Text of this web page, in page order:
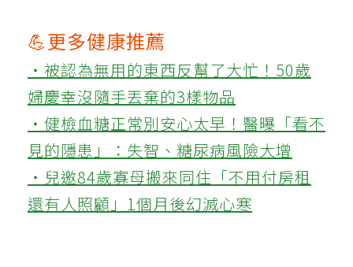
💪更多健康推薦
‧被認為無用的東西反幫了大忙！50歲
婦慶幸沒隨手丟棄的3樣物品
‧健檢血糖正常別安心太早！醫曝「看不
見的隱患」：失智、糖尿病風險大增
‧兒邀84歲寡母搬來同住「不用付房租
還有人照顧」1個月後幻滅心寒